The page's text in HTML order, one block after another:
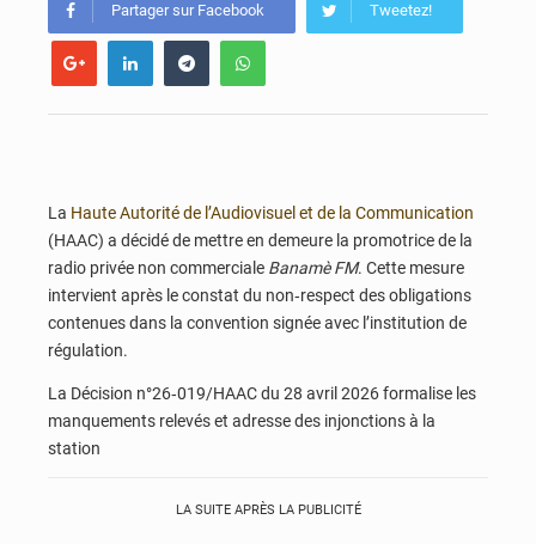
Partager sur Facebook Tweetez!
La Haute Autorité de l’Audiovisuel et de la Communication
(HAAC) a décidé de mettre en demeure la promotrice de la
radio privée non commerciale Banamè FM. Cette mesure
intervient après le constat du non‑respect des obligations
contenues dans la convention signée avec l’institution de
régulation.
La Décision n°26‑019/HAAC du 28 avril 2026 formalise les
manquements relevés et adresse des injonctions à la
station
LA SUITE APRÈS LA PUBLICITÉ